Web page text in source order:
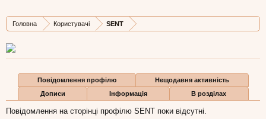
Головна Користувачі SENT
Дописів
0
Карма
0
Бали
0
Повідомлення профілю
Нещодавня активність
Дописи
Інформація В розділах
Повідомлення на сторінці профілю SENT поки відсутні.